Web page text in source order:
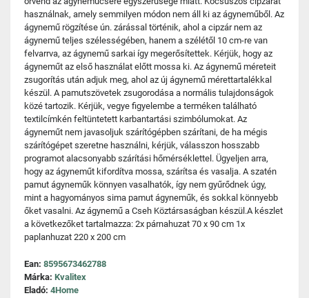
használnak, amely semmilyen módon nem áll ki az ágyneműből. Az
ágynemű rögzítése ún. zárással történik, ahol a cipzár nem az
ágynemű teljes szélességében, hanem a szélétől 10 cm-re van
felvarrva, az ágynemű sarkai így megerősítettek. Kérjük, hogy az
ágyneműt az első használat előtt mossa ki. Az ágynemű méreteit
zsugorítás után adjuk meg, ahol az új ágynemű mérettartalékkal
készül. A pamutszövetek zsugorodása a normális tulajdonságok
közé tartozik. Kérjük, vegye figyelembe a terméken található
textilcímkén feltüntetett karbantartási szimbólumokat. Az
ágyneműt nem javasoljuk szárítógépben szárítani, de ha mégis
szárítógépet szeretne használni, kérjük, válasszon hosszabb
programot alacsonyabb szárítási hőmérséklettel. Ügyeljen arra,
hogy az ágyneműt kifordítva mossa, szárítsa és vasalja. A szatén
pamut ágyneműk könnyen vasalhatók, így nem gyűrődnek úgy,
mint a hagyományos sima pamut ágyneműk, és sokkal könnyebb
őket vasalni. Az ágynemű a Cseh Köztársaságban készül.A készlet
a következőket tartalmazza: 2x párnahuzat 70 x 90 cm 1x
paplanhuzat 220 x 200 cm
Ean: 8595673462788
Márka: Kvalitex
Eladó: 4Home